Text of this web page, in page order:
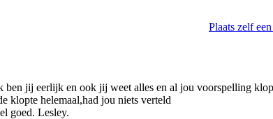
Plaats zelf
jij eerlijk en ook jij weet alles en al jou voorspelling
klopte helemaal,had jou niets verteld
goed. Lesley.